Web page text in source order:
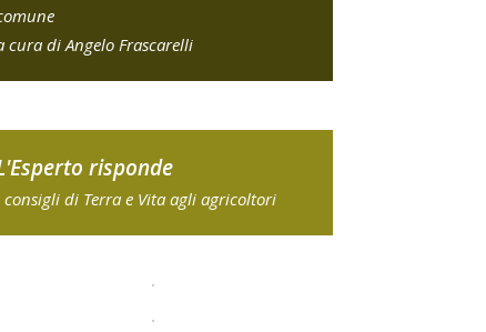
cura di Angelo Frascarelli
risponde
consigli di Terra e Vita agli agricoltori